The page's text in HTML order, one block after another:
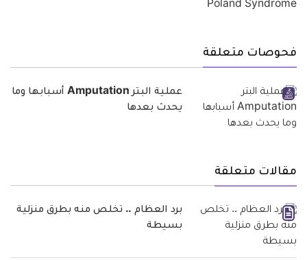
فحوصات متعلقة
عملية البتر Amputation أسبابها وما
يحدث بعدها
مقالات متعلقة
برد العظام .. تخلص منه بطرق منزلية
بسيطة